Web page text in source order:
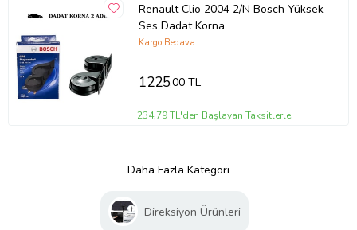
Renault Clio 2004 2/N Bosch Yüksek
Ses Dadat Korna
Kargo Bedava
1225,00 TL
234,79 TL'den Başlayan Taksitlerle
Daha Fazla Kategori
Direksiyon Ürünleri